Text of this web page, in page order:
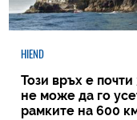
HIEND
Този връх е
не може да го
рамките на 600